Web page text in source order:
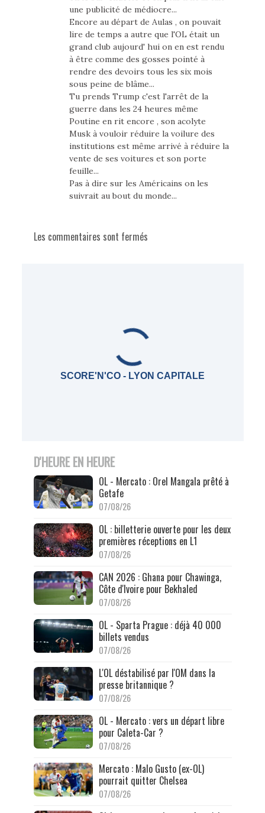
une publicité de médiocre...
Encore au départ de Aulas , on pouvait
lire de temps a autre que l'OL était un
grand club aujourd' hui on en est rendu
à être comme des gosses pointé à
rendre des devoirs tous les six mois
sous peine de blâme...
Tu prends Trump c'est l'arrêt de la
guerre dans les 24 heures même
Poutine en rit encore , son acolyte
Musk à vouloir réduire la voilure des
institutions est même arrivé à réduire la
vente de ses voitures et son porte
feuille...
Pas à dire sur les Américains on les
suivrait au bout du monde...
Les commentaires sont fermés
SCORE'N'CO - LYON CAPITALE
D'HEURE EN HEURE
OL - Mercato : Orel Mangala prêté à
Getafe
07/08/26
OL : billetterie ouverte pour les deux
premières réceptions en L1
07/08/26
CAN 2026 : Ghana pour Chawinga,
Côte d'Ivoire pour Bekhaled
07/08/26
OL - Sparta Prague : déjà 40 000
billets vendus
07/08/26
L'OL déstabilisé par l'OM dans la
presse britannique ?
07/08/26
OL - Mercato : vers un départ libre
pour Caleta-Car ?
07/08/26
Mercato : Malo Gusto (ex-OL)
pourrait quitter Chelsea
07/08/26